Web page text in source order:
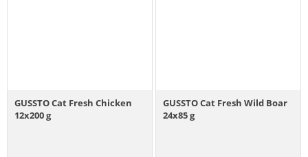
GUSSTO Cat Fresh Chicken
12x200 g
GUSSTO Cat Fresh Wild Boar
24x85 g